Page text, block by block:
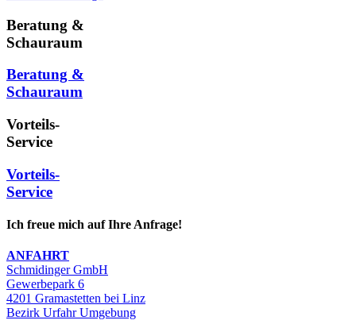
Beratung &
Schauraum
Beratung &
Schauraum
Vorteils-
Service
Vorteils-
Service
Ich freue mich auf Ihre Anfrage!
ANFAHRT
Schmidinger GmbH
Gewerbepark 6
4201 Gramastetten bei Linz
Bezirk Urfahr Umgebung